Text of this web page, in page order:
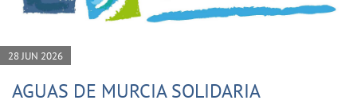
28 JUN 2026
AGUAS DE MURCIA SOLIDARIA